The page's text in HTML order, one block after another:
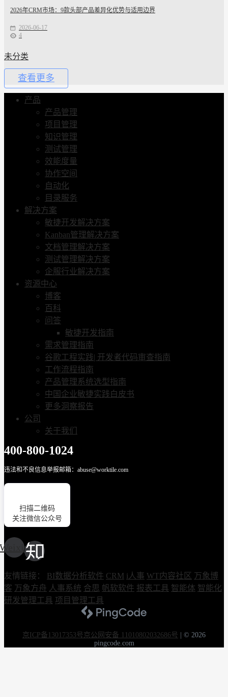
2026年CRM市场：9款头部产品差异化优势与适用边界
2026-06-17
4
未分类
查看更多
产品
产品管理
项目管理
知识管理
测试管理
效能度量
协作空间
自动化
目录服务
解决方案
敏捷开发解决方案
Kanban管理解决方案
文档管理解决方案
测试管理解决方案
企服行业解决方案
资源中心
博客
百科
问答
敏捷开发指南
需求管理指南
谷歌工程实践| 开发者代码审查指南
工作流程指南
产品管理系统选型指南
中国企业敏捷实践白皮书
更多洞察报告
公司
关于我们
400-800-1024
违法和不良信息举报邮箱：abuse@worktile.com
扫描二维码
关注微信公众号
Weixin
友情链接： BI数据分析软件 CRM i人事 WT内容社区 万象博
客 万象方舟 人事系统 合思 帆软软件 报表工具 智能体 智能化
研发管理工具 项目管理工具
京ICP备13017353号京公网安备 11010802032686号
© 2026
pingcode.com